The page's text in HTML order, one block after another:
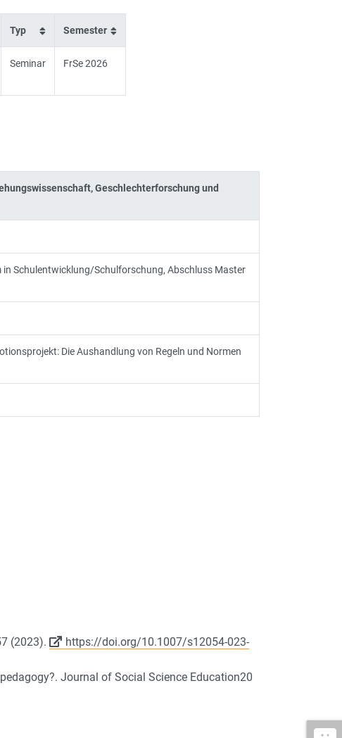
Typ Semester
Seminar FrSe 2026
Geschlechterforschung und
Schulentwicklung/Schulforschung, Abschluss Master
Die Aushandlung von Regeln und Normen
(2023).
https://doi.org/10.1007/s12054-023-
Journal of Social Science Education20